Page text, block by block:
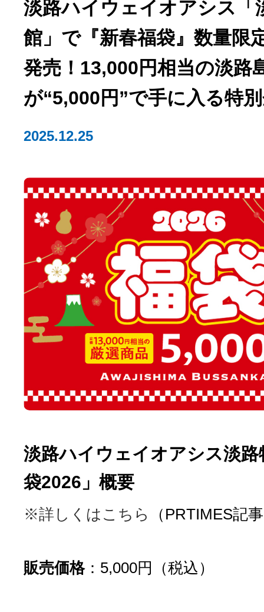
淡路ハイウェイオアシス「
館」で『新春福袋』数量限
発売！13,000円相当の淡路
が“5,000円”で手に入る特
2025.12.25
淡路ハイウェイオアシス淡路
袋2026」概要
※詳しくはこちら （PRTIMES記
販売価格：5,000円（税込）